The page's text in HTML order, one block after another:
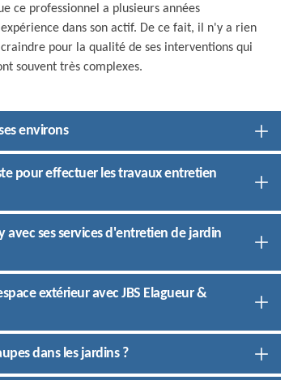
ce professionnel a plusieurs années
dans son actif. De ce fait, il n'y a rien
pour la qualité de ses interventions qui
souvent très complexes.
environs
pour effectuer les travaux entretien
avec ses services d'entretien de jardin
extérieur avec JBS Elagueur &
dans les jardins ?